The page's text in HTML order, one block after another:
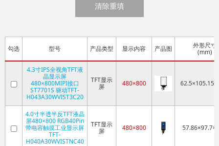
清除重填
勾选 型号 产品类型 显示内容 产品图
外形尺寸
(mm)
4.3寸IPS全视角TFT液
晶显示屏
480×800MIPI接口
ST7701S 驱动TFT-
H043A30WVIST3C20
TFT显示
屏
480×800
4.0寸半透半反TFT液晶
屏480×800 RGB40Pin
带电容触摸工业显示屏
TFT-
H040A30WVISTNC40
TFT显示
屏
480×800